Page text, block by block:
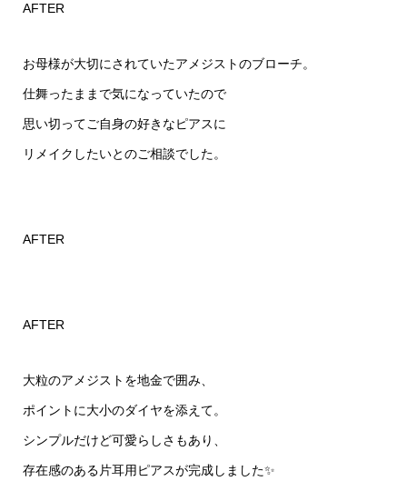
AFTER
お母様が大切にされていたアメジストのブローチ。
仕舞ったままで気になっていたので
思い切ってご自身の好きなピアスに
リメイクしたいとのご相談でした。
AFTER
AFTER
大粒のアメジストを地金で囲み、
ポイントに大小のダイヤを添えて。
シンプルだけど可愛らしさもあり、
存在感のある片耳用ピアスが完成しました✨